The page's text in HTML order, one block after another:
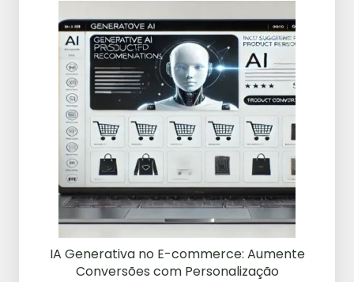
IA Generativa no E-commerce: Aumente
Conversões com Personalização